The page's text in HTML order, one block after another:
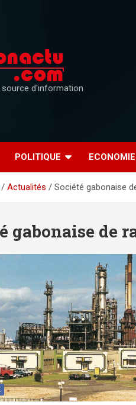
source d'information
POLITIQUE ECONOMIE
Actualités Société gabonaise
gabonaise de